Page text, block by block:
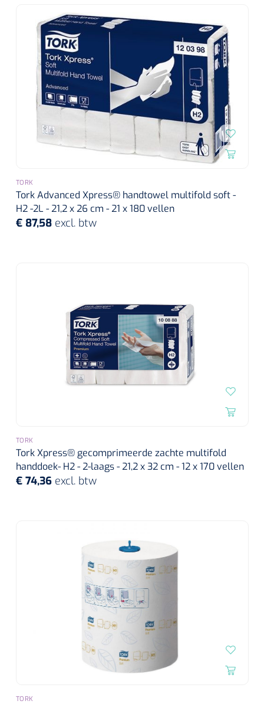
Software
Alcoholmeter
Instrumentensets
Steriele velden
Chronische wondzorgproducten
Hydrocolloïden
Zilververbanden
Hydrogel
Paraffine verbanden
Kleeflaag removers
Wondreinigers
TORK
Tork Advanced Xpress® handtowel multifold soft -
H2 -2L - 21,2 x 26 cm - 21 x 180 vellen
€ 87,58 excl. btw
TORK
Tork Xpress® gecomprimeerde zachte multifold
handdoek- H2 - 2-laags - 21,2 x 32 cm - 12 x 170 vellen
€ 74,36 excl. btw
TORK